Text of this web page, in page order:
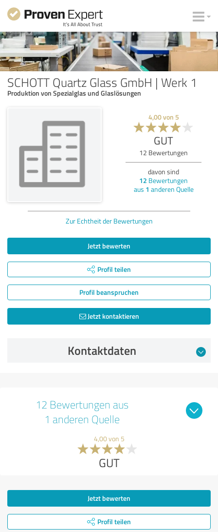
SCHOTT Quartz Glass GmbH | Werk 1
Produktion von Spezialglas und Glaslösungen
4,00von 5
GUT
12 Bewertungen
davon sind
12 Bewertungen
aus 1 anderen Quelle
Zur Echtheit der Bewertungen
Jetzt bewerten
Profil teilen
Profil beanspruchen
Jetzt kontaktieren
Kontaktdaten
12 Bewertungen aus
1 anderen Quelle
4,00 von 5
GUT
Jetzt bewerten
Profil teilen